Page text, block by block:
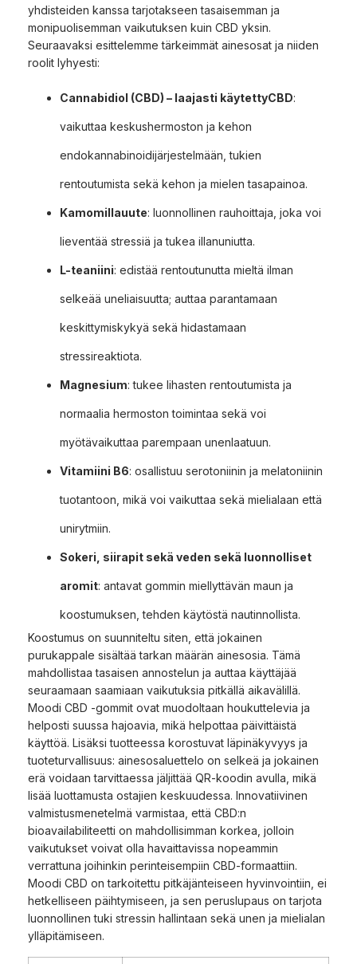
yhdisteiden kanssa tarjotakseen tasaisemman ja
monipuolisemman vaikutuksen kuin CBD yksin.
Seuraavaksi esittelemme tärkeimmät ainesosat ja niiden
roolit lyhyesti:
Cannabidiol (CBD) – laajasti käytettyCBD:
vaikuttaa keskushermoston ja kehon
endokannabinoidijärjestelmään, tukien
rentoutumista sekä kehon ja mielen tasapainoa.
Kamomillauute: luonnollinen rauhoittaja, joka voi
lieventää stressiä ja tukea illanuniutta.
L-teaniini: edistää rentoutunutta mieltä ilman
selkeää uneliaisuutta; auttaa parantamaan
keskittymiskykyä sekä hidastamaan
stressireaktiota.
Magnesium: tukee lihasten rentoutumista ja
normaalia hermoston toimintaa sekä voi
myötävaikuttaa parempaan unenlaatuun.
Vitamiini B6: osallistuu serotoniinin ja melatoniinin
tuotantoon, mikä voi vaikuttaa sekä mielialaan että
unirytmiin.
Sokeri, siirapit sekä veden sekä luonnolliset
aromit: antavat gommin miellyttävän maun ja
koostumuksen, tehden käytöstä nautinnollista.
Koostumus on suunniteltu siten, että jokainen
purukappale sisältää tarkan määrän ainesosia. Tämä
mahdollistaa tasaisen annostelun ja auttaa käyttäjää
seuraamaan saamiaan vaikutuksia pitkällä aikavälillä.
Moodi CBD -gommit ovat muodoltaan houkuttelevia ja
helposti suussa hajoavia, mikä helpottaa päivittäistä
käyttöä. Lisäksi tuotteessa korostuvat läpinäkyvyys ja
tuoteturvallisuus: ainesosaluettelo on selkeä ja jokainen
erä voidaan tarvittaessa jäljittää QR-koodin avulla, mikä
lisää luottamusta ostajien keskuudessa. Innovatiivinen
valmistusmenetelmä varmistaa, että CBD:n
bioavailabiliteetti on mahdollisimman korkea, jolloin
vaikutukset voivat olla havaittavissa nopeammin
verrattuna joihinkin perinteisempiin CBD-formaattiin.
Moodi CBD on tarkoitettu pitkäjänteiseen hyvinvointiin, ei
hetkelliseen päihtymiseen, ja sen peruslupaus on tarjota
luonnollinen tuki stressin hallintaan sekä unen ja mielialan
ylläpitämiseen.